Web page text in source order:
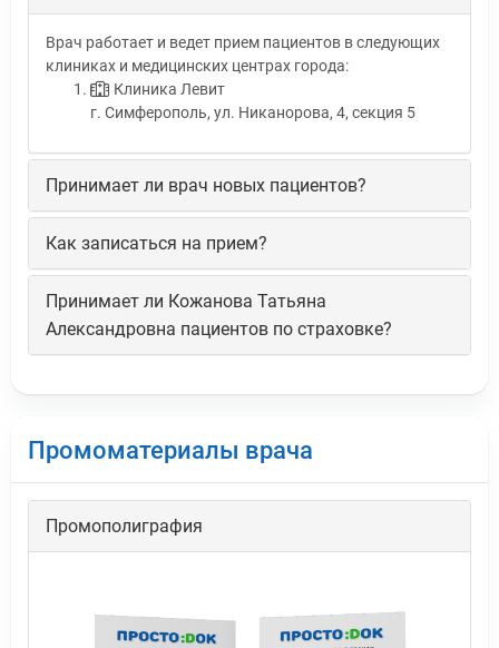
Врач работает и ведет прием пациентов в следующих
клиниках и медицинских центрах города:
Клиника Левит
г. Симферополь, ул. Никанорова, 4, секция 5
Принимает ли врач новых пациентов?
Как записаться на прием?
Принимает ли Кожанова Татьяна
Александровна пациентов по страховке?
Промоматериалы врача
Промополиграфия